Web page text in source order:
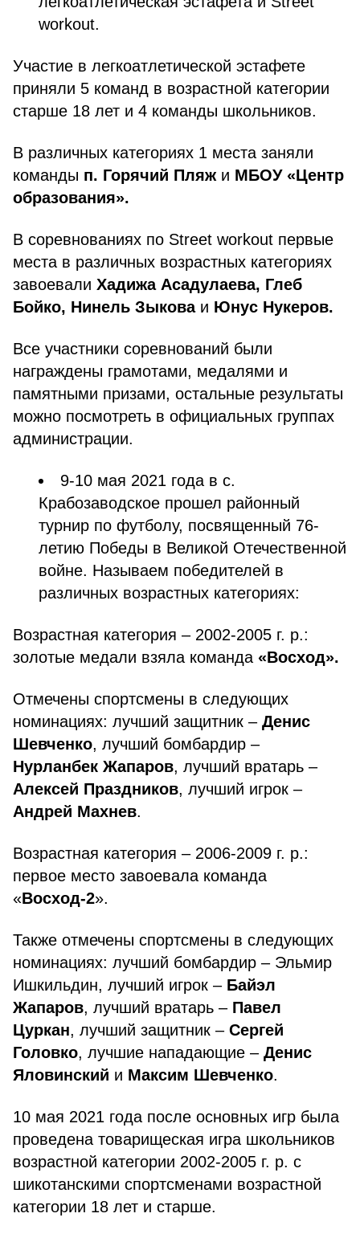
workout.⠀
Участие в легкоатлетической эстафете
приняли 5 команд в возрастной категории
старше 18 лет и 4 команды школьников.
В различных категориях 1 места заняли
команды п. Горячий Пляж и МБОУ «Центр
образования».
В соревнованиях по Street workout первые
места в различных возрастных категориях
завоевали Хадижа Асадулаева, Глеб
Бойко, Нинель Зыкова и Юнус Нукеров.
Все участники соревнований были
награждены грамотами, медалями и
памятными призами, остальные результаты
можно посмотреть в официальных группах
администрации.
9-10 мая 2021 года в с.
Крабозаводское прошел районный
турнир по футболу, посвященный 76-
летию Победы в Великой Отечественной
войне. Называем победителей в
различных возрастных категориях:
Возрастная категория – 2002-2005 г. р.:
золотые медали взяла команда «Восход».
Отмечены спортсмены в следующих
номинациях: лучший защитник – Денис
Шевченко, лучший бомбардир –
Нурланбек Жапаров, лучший вратарь –
Алексей Праздников, лучший игрок –
Андрей Махнев.
Возрастная категория – 2006-2009 г. р.:
первое место завоевала команда
«Восход-2».
Также отмечены спортсмены в следующих
номинациях: лучший бомбардир – Эльмир
Ишкильдин, лучший игрок – Байэл
Жапаров, лучший вратарь – Павел
Цуркан, лучший защитник – Сергей
Головко, лучшие нападающие – Денис
Яловинский и Максим Шевченко.
10 мая 2021 года после основных игр была
проведена товарищеская игра школьников
возрастной категории 2002-2005 г. р. с
шикотанскими спортсменами возрастной
категории 18 лет и старше.